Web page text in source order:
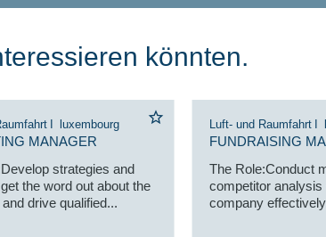
könnten.
luxembourg
MANAGER
strategies and
the word out about the
drive qualified...
Luft- und Raumfahrt
FUNDRAISING
The Role:Conduct
competitor analysis
company